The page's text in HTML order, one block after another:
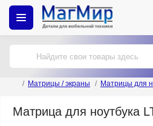
Матрицы / экраны Матрицы для
Матрица для ноутбука